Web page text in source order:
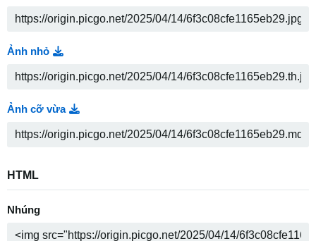
Ảnh nhỏ
Ảnh cỡ vừa
HTML
Nhúng